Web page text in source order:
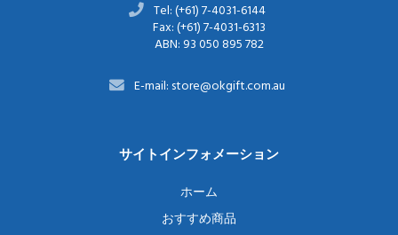
Tel: (+61) 7-4031-6144
Fax: (+61) 7-4031-6313
ABN: 93 050 895 782
E-mail: store@okgift.com.au
サイトインフォメーション
ホーム
おすすめ商品